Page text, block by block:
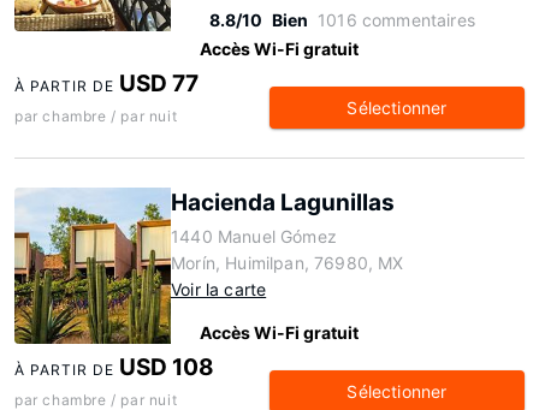
8.8/10 Bien 1016 commentaires
Accès Wi-Fi gratuit
À PARTIR DE USD 77
par chambre / par nuit Sélectionner
Hacienda Lagunillas
1440 Manuel Gómez
Morín, Huimilpan, 76980, MX
Voir la carte
Accès Wi-Fi gratuit
À PARTIR DE USD 108
par chambre / par nuit Sélectionner